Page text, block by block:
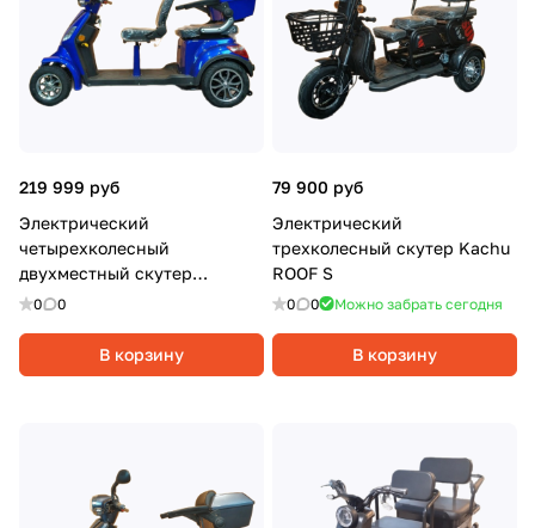
219 999 руб
Электрический
четырехколесный
двухместный скутер
Syccyba 4rike X2, 1000Вт, 20
0 0
В корзину
79 900 руб
Электрический
трехколесный скутер Kachu
ROOF S
0 0 Можно забрать сегодня
В корзину